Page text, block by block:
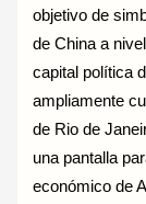
objetivo de
de China a
capital política
ampliamente
de Rio de
una pantalla
económico de